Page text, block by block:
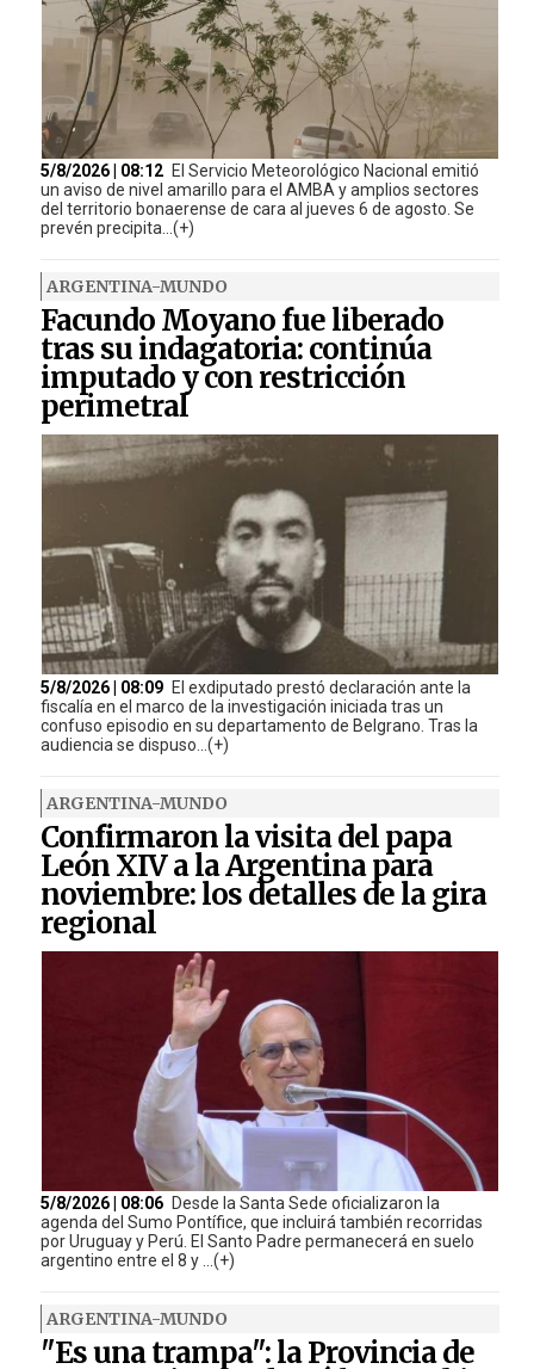
5/8/2026 | 08:12 El Servicio Meteorológico Nacional emitió
un aviso de nivel amarillo para el AMBA y amplios sectores
del territorio bonaerense de cara al jueves 6 de agosto. Se
prevén precipita...(+)
ARGENTINA-MUNDO
Facundo Moyano fue liberado
tras su indagatoria: continúa
imputado y con restricción
perimetral
5/8/2026 | 08:09 El exdiputado prestó declaración ante la
fiscalía en el marco de la investigación iniciada tras un
confuso episodio en su departamento de Belgrano. Tras la
audiencia se dispuso...(+)
ARGENTINA-MUNDO
Confirmaron la visita del papa
León XIV a la Argentina para
noviembre: los detalles de la gira
regional
5/8/2026 | 08:06 Desde la Santa Sede oficializaron la
agenda del Sumo Pontífice, que incluirá también recorridas
por Uruguay y Perú. El Santo Padre permanecerá en suelo
argentino entre el 8 y ...(+)
ARGENTINA-MUNDO
"Es una trampa": la Provincia de